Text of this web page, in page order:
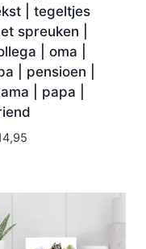
| tegeltjes
spreuken |
| oma |
| pensioen |
| papa |